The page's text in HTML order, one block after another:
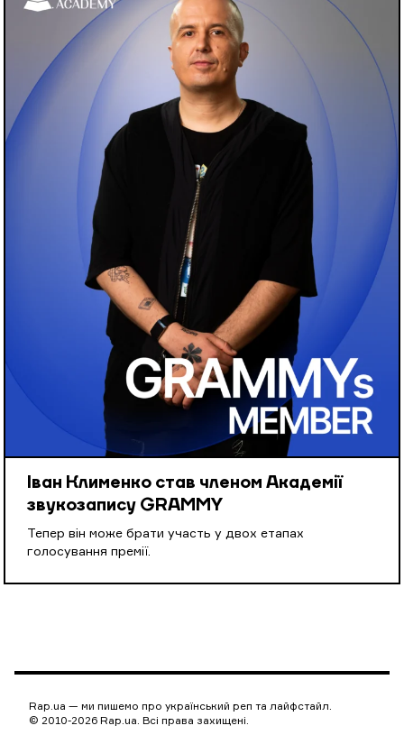
Іван Клименко став членом Академії
звукозапису GRAMMY
Тепер він може брати участь у двох етапах
голосування премії.
Rap.ua — ми пишемо про український реп та лайфстайл.
© 2010-2026 Rap.ua. Всі права захищені.